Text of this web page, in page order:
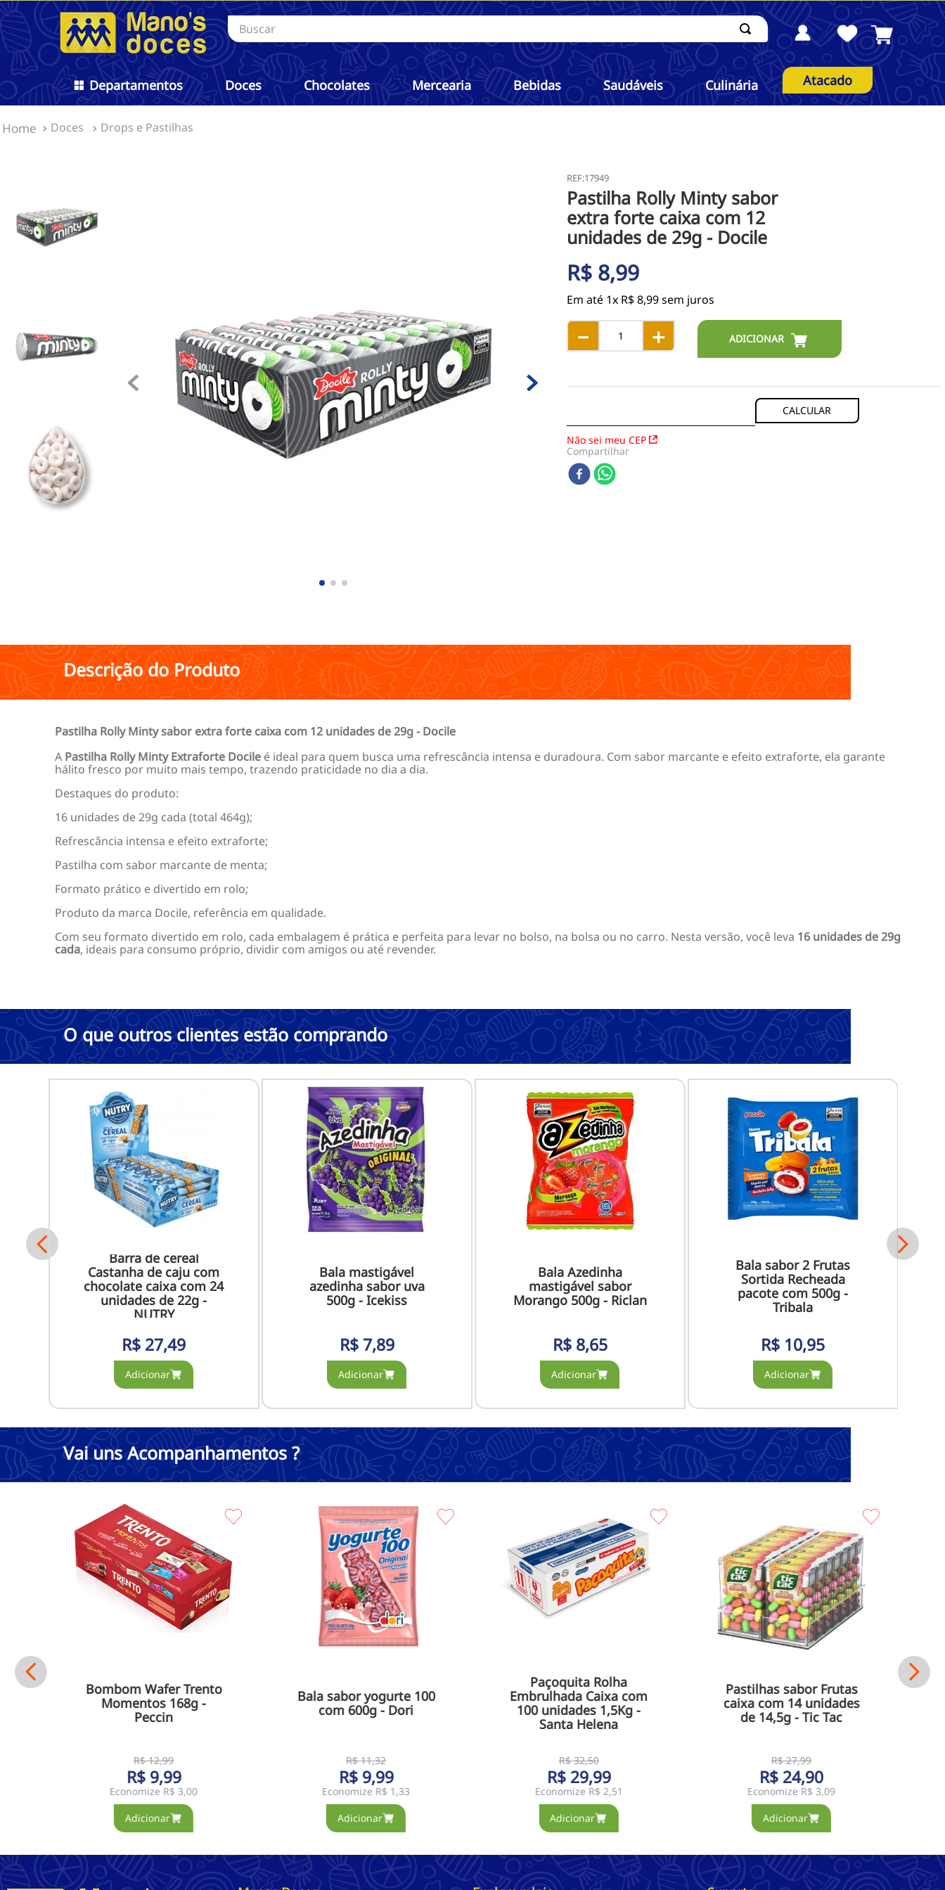
Buscar
Departamentos Doces Chocolates Mercearia Bebidas Saudáveis Culinária Atacado
Doces Drops e Pastilhas
:17949
Pastilha Rolly Minty sabor
extra forte caixa com 12
unidades de 29g - Docile
R$ 8,99
Em até 1x R$ 8,99sem juros
＋
－
Não sei meu CEP
Compartilhar
Descrição do Produto
Pastilha Rolly Minty sabor extra forte caixa com 12 unidades de 29g - Docile
A Pastilha Rolly Minty Extraforte Docileé ideal para quem busca uma refrescância intensa e duradoura. Com sabor marcante e efeito extraforte, ela garante
hálito fresco por muito mais tempo, trazendo praticidade no dia a dia.
Destaques do produto:
16 unidades de 29g cada (total 464g);
Refrescância intensa e efeito extraforte;
Pastilha com sabor marcante de menta;
Formato prático e divertido em rolo;
Produto da marca Docile, referência em qualidade.
Com seu formato divertido em rolo, cada embalagem é prática e perfeita para levar no bolso, na bolsa ou no carro. Nesta versão, você leva 16 unidades de 29g
cada, ideais para consumo próprio, dividir com amigos ou até revender.
O que outros clientes estão comprando
Barra de cereal
Castanha de caju com
chocolate caixa com 24
unidades de 22g -
NUTRY
R$ 27,49
Bala mastigável
azedinha sabor uva
500g - Icekiss
R$ 7,89
Bala Azedinha
mastigável sabor
Morango 500g - Riclan
R$ 8,65
Bala sabor 2 Frutas
Sortida Recheada
pacote com 500g -
Tribala
R$ 10,95
Vai uns Acompanhamentos ?
Bombom Wafer Trento
Momentos 168g -
Peccin
R$ 12,99
R$ 9,99
Economize R$ 3,00
Bala sabor yogurte 100
com 600g - Dori
R$ 11,32
R$ 9,99
Economize R$ 1,33
Paçoquita Rolha
Embrulhada Caixa com
100 unidades 1,5Kg -
Santa Helena
R$ 32,50
R$29,99
Economize R$ 2,51
Pastilhas sabor Frutas
caixa com 14 unidades
de 14,5g - Tic Tac
R$ 27,99
R$24,90
Economize R$ 3,09